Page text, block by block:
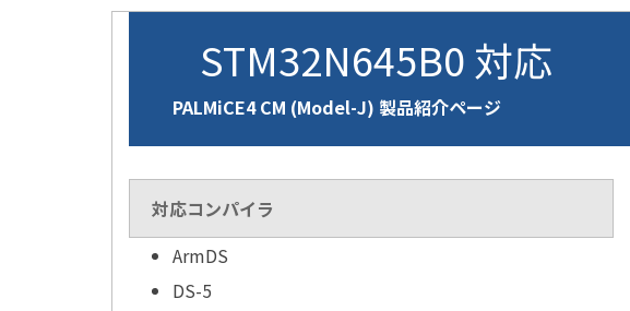
STM32N645B0 対応
PALMiCE4 CM (Model-J) 製品紹介ページ
対応コンパイラ
ArmDS
DS-5